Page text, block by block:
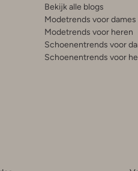
Bekijk alle blogs
Modetrends voor dames
Modetrends voor heren
Schoenentrends voor
Schoenentrends voor